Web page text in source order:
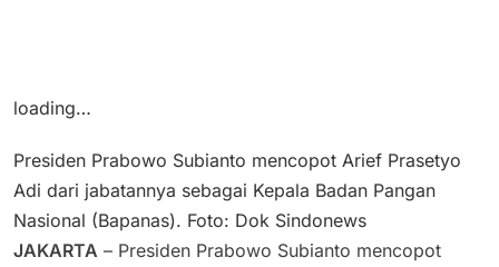
loading…
Presiden Prabowo Subianto mencopot Arief Prasetyo
Adi dari jabatannya sebagai Kepala Badan Pangan
Nasional (Bapanas). Foto: Dok Sindonews
JAKARTA – Presiden Prabowo Subianto mencopot